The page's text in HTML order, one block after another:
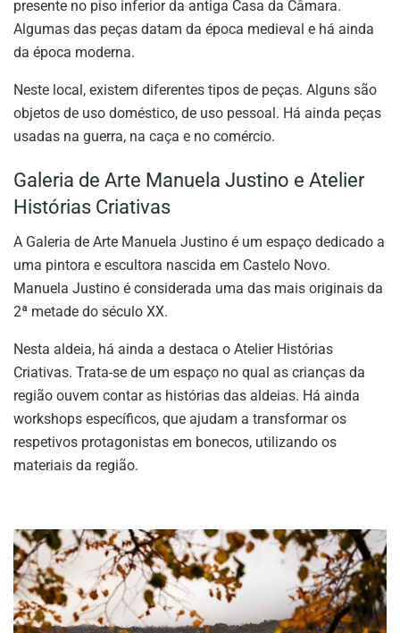
presente no piso inferior da antiga Casa da Câmara.
Algumas das peças datam da época medieval e há ainda
da época moderna.
Neste local, existem diferentes tipos de peças. Alguns são
objetos de uso doméstico, de uso pessoal. Há ainda peças
usadas na guerra, na caça e no comércio.
Galeria de Arte Manuela Justino e Atelier
Histórias Criativas
A Galeria de Arte Manuela Justino é um espaço dedicado a
uma pintora e escultora nascida em Castelo Novo.
Manuela Justino é considerada uma das mais originais da
2ª metade do século XX.
Nesta aldeia, há ainda a destaca o Atelier Histórias
Criativas. Trata-se de um espaço no qual as crianças da
região ouvem contar as histórias das aldeias. Há ainda
workshops específicos, que ajudam a transformar os
respetivos protagonistas em bonecos, utilizando os
materiais da região.